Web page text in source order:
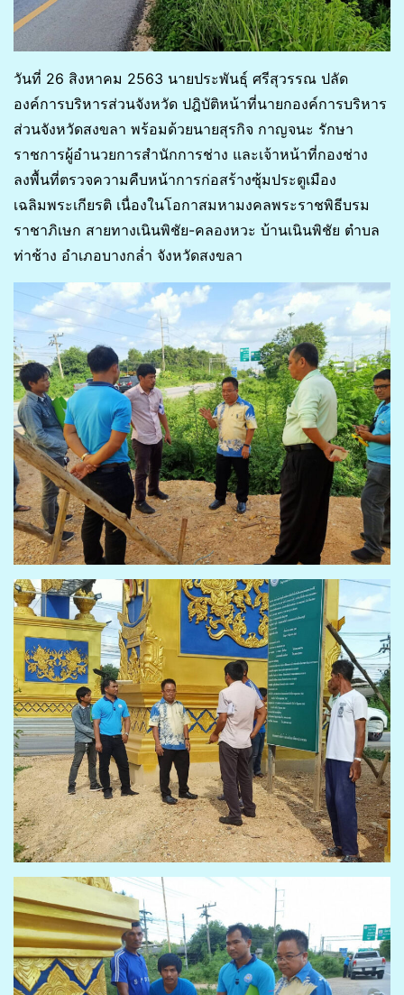
วันที่ 26 สิงหาคม 2563 นายประพันธุ์ ศรีสุวรรณ ปลัด
องค์การบริหารส่วนจังหวัด ปฎิบัติหน้าที่นายกองค์การบริหาร
ส่วนจังหวัดสงขลา พร้อมด้วยนายสุรกิจ กาญจนะ รักษา
ราชการผู้อำนวยการสำนักการช่าง และเจ้าหน้าที่กองช่าง
ลงพื้นที่ตรวจความคืบหน้าการก่อสร้างซุ้มประตูเมือง
เฉลิมพระเกียรติ เนื่องในโอกาสมหามงคลพระราชพิธีบรม
ราชาภิเษก สายทางเนินพิชัย-คลองหวะ บ้านเนินพิชัย ตำบล
ท่าช้าง อำเภอบางกล่ำ จังหวัดสงขลา